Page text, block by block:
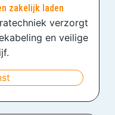
zakelijk laden
verzorgt
en veilige